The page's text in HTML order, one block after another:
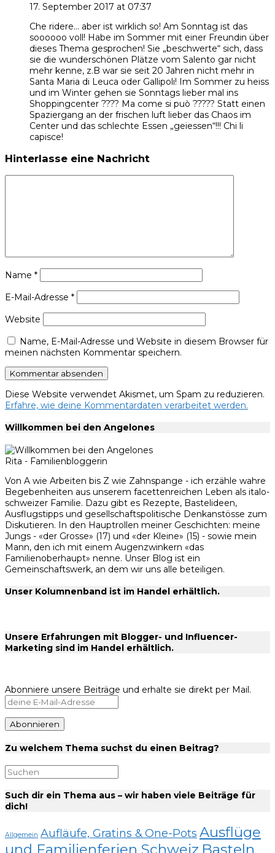
17. September 2017 at 07:37
Che ridere… aber ist wirklich so! Am Sonntag ist das
soooooo voll! Habe im Sommer mit einer Freundin über
dieses Thema gesprochen! Sie „beschwerte“ sich, dass
sie die wunderschönen Plätze vom Salento gar nicht
mehr kenne, z.B war sie seit 20 Jahren nicht mehr in
Santa Maria di Leuca oder Gallipoli! Im Sommer zu heiss
und im Winter gehen sie Sonntags lieber mal ins
Shoppingcenter ???? Ma come si può ????? Statt einen
Spaziergang an der frischen luft lieber das Chaos im
Center und das schlechte Essen „geiessen“!!! Chi li
capisce!
Hinterlasse eine Nachricht
Name *
E-Mail-Adresse *
Website
Name, E-Mail-Adresse und Website in diesem Browser für
meinen nächsten Kommentar speichern.
Diese Website verwendet Akismet, um Spam zu reduzieren.
Erfahre, wie deine Kommentardaten verarbeitet werden.
Willkommen bei den Angelones
Rita - Familienbloggerin
Von A wie Arbeiten bis Z wie Zahnspange - ich erzähle wahre
Begebenheiten aus unserem facettenreichen Leben als italo-
schweizer Familie. Dazu gibt es Rezepte, Bastelideen,
Ausflugstipps und gesellschaftspolitische Denkanstösse zum
Diskutieren. In den Hauptrollen meiner Geschichten: meine
Jungs - «der Grosse» (17) und «der Kleine» (15) - sowie mein
Mann, den ich mit einem Augenzwinkern «das
Familienoberhaupt» nenne. Unser Blog ist ein
Gemeinschaftswerk, an dem wir uns alle beteiligen.
Unser Kolumnenband ist im Handel erhältlich.
Unsere Erfahrungen mit Blogger- und Influencer-
Marketing sind im Handel erhältlich.
Abonniere unsere Beiträge und erhalte sie direkt per Mail.
Zu welchem Thema suchst du einen Beitrag?
Such dir ein Thema aus – wir haben viele Beiträge für
dich!
Allgemein Aufläufe, Gratins & One-Pots Ausflüge
und Familienferien Schweiz Basteln,